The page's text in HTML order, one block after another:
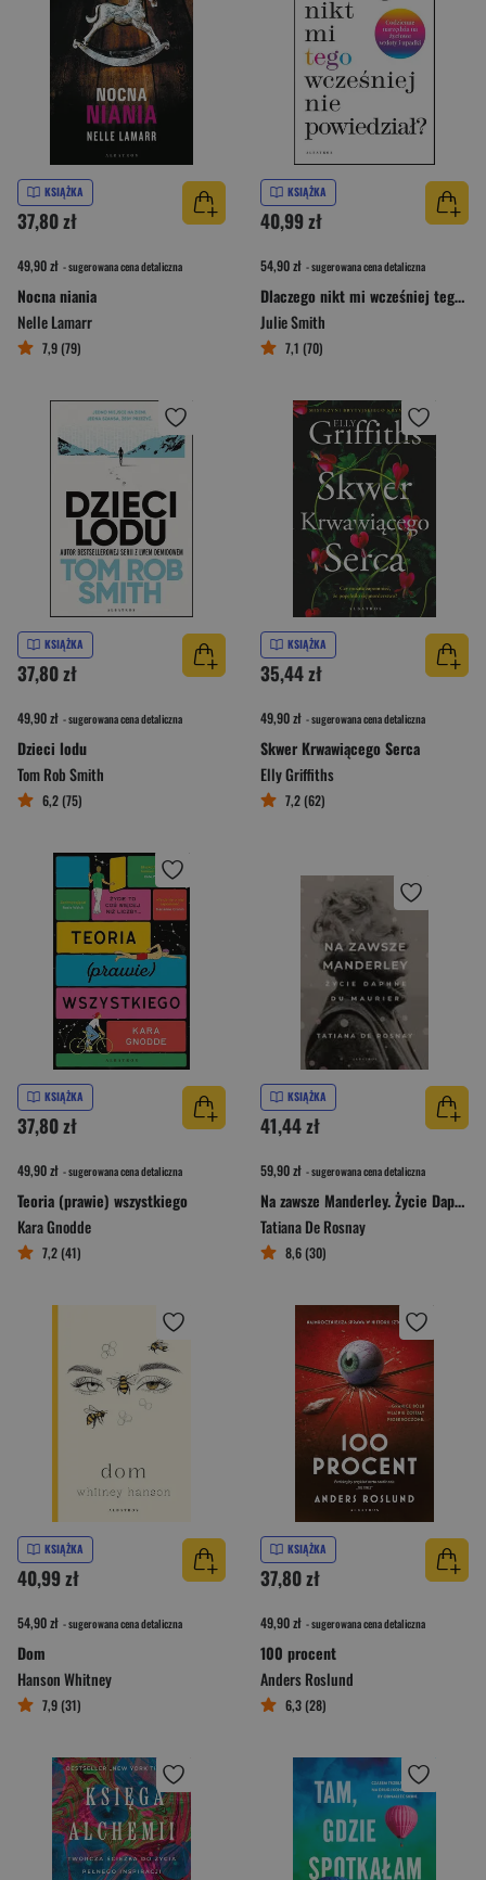
KSIĄŻKA
37,80 zł
49,90 zł - sugerowana cena detaliczna
Nocna niania
Nelle Lamarr
7,9 (79)
KSIĄŻKA
40,99 zł
54,90 zł - sugerowana cena detaliczna
Dlaczego nikt mi wcześniej tego nie powiedział?
Julie Smith
7,1 (70)
KSIĄŻKA
37,80 zł
49,90 zł - sugerowana cena detaliczna
Dzieci lodu
Tom Rob Smith
6,2 (75)
KSIĄŻKA
35,44 zł
49,90 zł - sugerowana cena detaliczna
Skwer Krwawiącego Serca
Elly Griffiths
7,2 (62)
KSIĄŻKA
37,80 zł
49,90 zł - sugerowana cena detaliczna
Teoria (prawie) wszystkiego
Kara Gnodde
7,2 (41)
KSIĄŻKA
41,44 zł
59,90 zł - sugerowana cena detaliczna
Na zawsze Manderley. Życie Daphne Du Maurier
Tatiana De Rosnay
8,6 (30)
KSIĄŻKA
40,99 zł
54,90 zł - sugerowana cena detaliczna
Dom
Hanson Whitney
7,9 (31)
KSIĄŻKA
37,80 zł
49,90 zł - sugerowana cena detaliczna
100 procent
Anders Roslund
6,3 (28)